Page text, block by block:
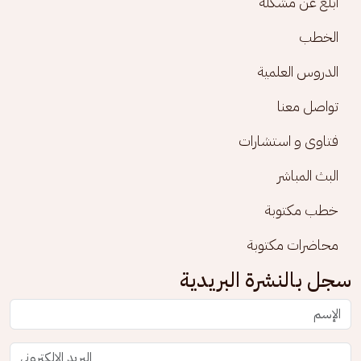
الخطب
الدروس العلمية
تواصل معنا
فتاوى و استشارات
البث المباشر
خطب مكتوبة
محاضرات مكتوبة
سجل بالنشرة البريدية